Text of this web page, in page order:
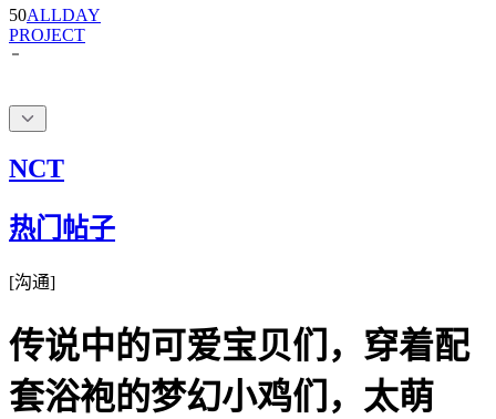
50ALLDAY
PROJECT
NCT
热门帖子
[沟通]
传说中的可爱宝贝们，穿着配
套浴袍的梦幻小鸡们，太萌